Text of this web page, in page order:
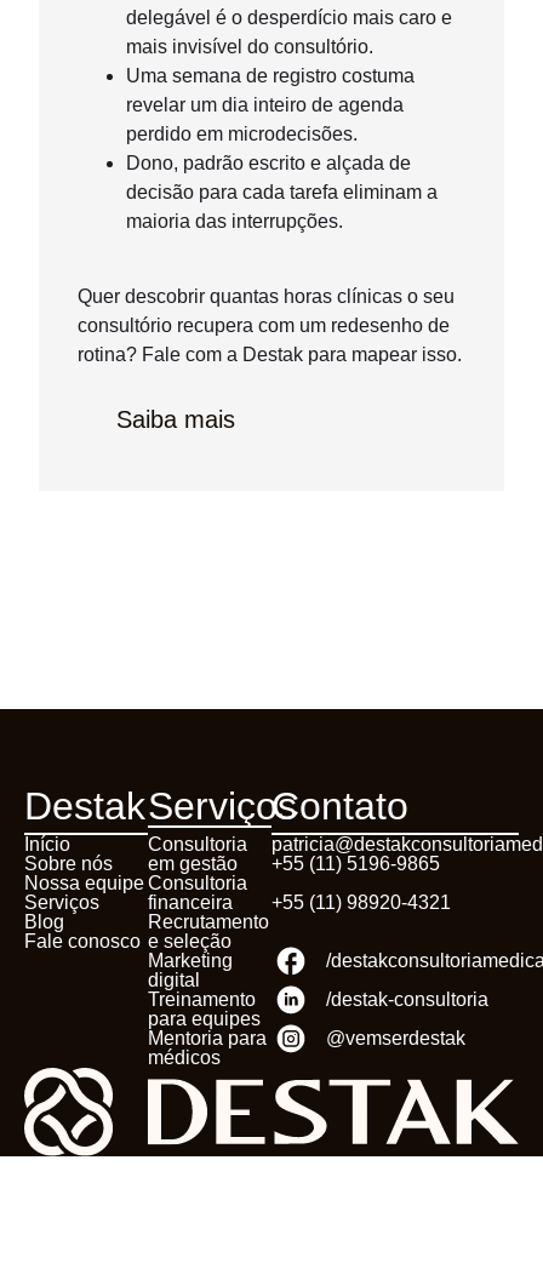
delegável é o desperdício mais caro e
mais invisível do consultório.
Uma semana de registro costuma
revelar um dia inteiro de agenda
perdido em microdecisões.
Dono, padrão escrito e alçada de
decisão para cada tarefa eliminam a
maioria das interrupções.
Quer descobrir quantas horas clínicas o seu
consultório recupera com um redesenho de
rotina? Fale com a Destak para mapear isso.
Saiba mais
Destak
Início
Sobre nós
Nossa equipe
Serviços
Blog
Fale conosco
Serviços
Consultoria
em gestão
Consultoria
financeira
Recrutamento
e seleção
Marketing
digital
Treinamento
para equipes
Mentoria para
médicos
Contato
+55 (11) 5196-9865
+55 (11) 98920-4321
/
/destak-consultoria
@vemserdestak